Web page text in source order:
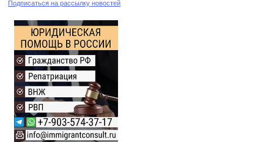
Подписаться на рассылку новостей